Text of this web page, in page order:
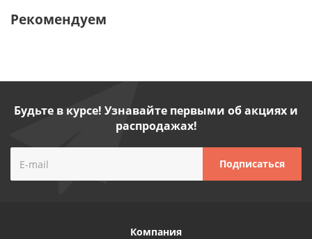
Рекомендуем
Будьте в курсе! Узнавайте первыми об акциях и
распродажах!
Компания